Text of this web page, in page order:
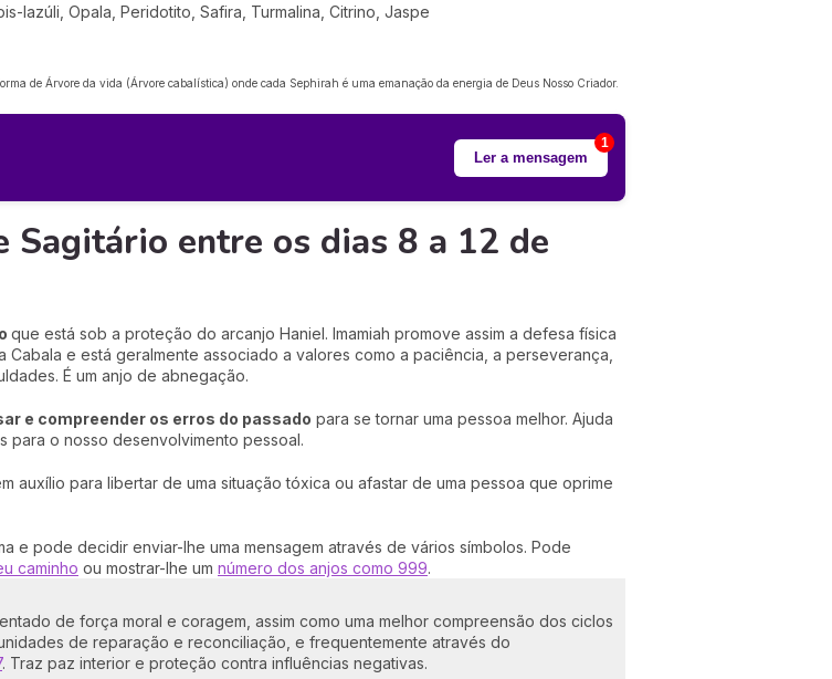
lazúli, Opala, Peridotito, Safira, Turmalina, Citrino, Jaspe
de Árvore da vida (Árvore cabalística) onde cada Sephirah é uma emanação da energia de Deus Nosso Criador.
Ler a mensagem
1
Sagitário entre os dias 8 a 12 de
que está sob a proteção do arcanjo Haniel. Imamiah promove assim a defesa física
Cabala e está geralmente associado a valores como a paciência, a perseverança,
É um anjo de abnegação.
e compreender os erros do passado para se tornar uma pessoa melhor. Ajuda
para o nosso desenvolvimento pessoal.
auxílio para libertar de uma situação tóxica ou afastar de uma pessoa que oprime
e pode decidir enviar-lhe uma mensagem através de vários símbolos. Pode
caminho ou mostrar-lhe um número dos anjos como 999.
de força moral e coragem, assim como uma melhor compreensão dos ciclos
de reparação e reconciliação, e frequentemente através do
. Traz paz interior e proteção contra influências negativas.